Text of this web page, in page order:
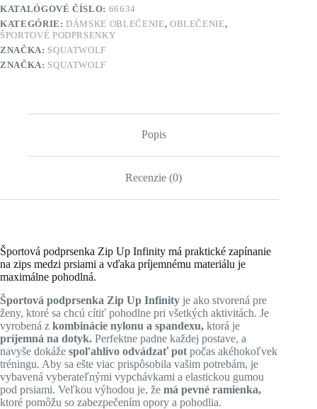
KATALÓGOVÉ ČÍSLO: 66634
KATEGÓRIE:DÁMSKE OBLEČENIE, OBLEČENIE,
ŠPORTOVÉ PODPRSENKY
ZNAČKA: SQUATWOLF
ZNAČKA: SQUATWOLF
Popis
Recenzie (0)
Športová podprsenka Zip Up Infinity má praktické zapínanie
na zips medzi prsiami a vďaka príjemnému materiálu je
maximálne pohodlná.
Športová podprsenka Zip Up Infinity je ako stvorená pre
ženy, ktoré sa chcú cítiť pohodlne pri všetkých aktivitách. Je
vyrobená z kombinácie nylonu a spandexu, ktorá je
príjemná na dotyk. Perfektne padne každej postave, a
navyše dokáže spoľahlivo odvádzať pot počas akéhokoľvek
tréningu. Aby sa ešte viac prispôsobila vašim potrebám, je
vybavená vyberateľnými vypchávkami a elastickou gumou
pod prsiami. Veľkou výhodou je, že má pevné ramienka,
ktoré pomôžu so zabezpečením opory a pohodlia.